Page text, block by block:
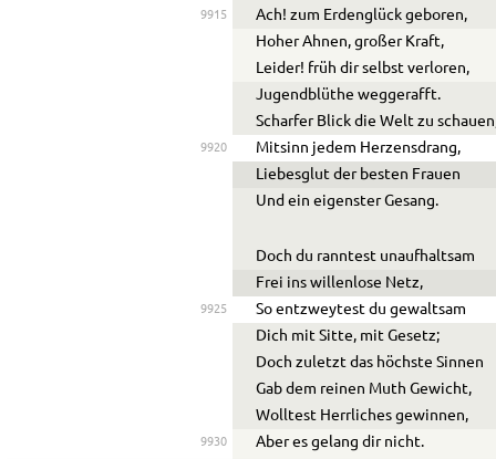
9915
Ach! zum Erdenglück geboren,
Hoher Ahnen, großer Kraft,
Leider! früh dir selbst verloren,
Jugendblüthe weggerafft.
Scharfer Blick die Welt zu
9920
Mitsinn jedem Herzensdrang,
Liebesglut der besten Frauen
Und ein eigenster Gesang.
Doch du ranntest unaufhaltsam
Frei ins willenlose Netz,
9925
So entzweytest du gewaltsam
Dich mit Sitte, mit Gesetz;
Doch zuletzt das höchste Sinnen
Gab dem reinen Muth Gewicht,
Wolltest Herrliches gewinnen,
9930 Aber es gelang dir nicht.